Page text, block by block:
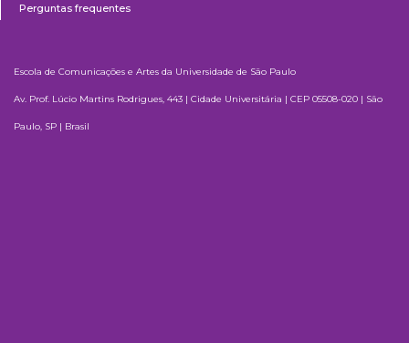
Perguntas frequentes
Escola de Comunicações e Artes da Universidade de São Paulo
Av. Prof. Lúcio Martins Rodrigues, 443 | Cidade Universitária | CEP 05508-020 | São
Paulo, SP | Brasil